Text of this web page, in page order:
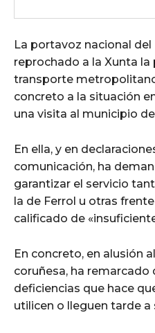
La portavoz nacional del
reprochado a la Xunta
transporte
concreto a la situación
una visita al municipio
En ella, y en
comunicación, ha
garantizar el servicio
la de Ferrol u otras
calificado de
En concreto, en alusión
coruñesa, ha remarcado
deficiencias que hace
utilicen o lleguen tarde a